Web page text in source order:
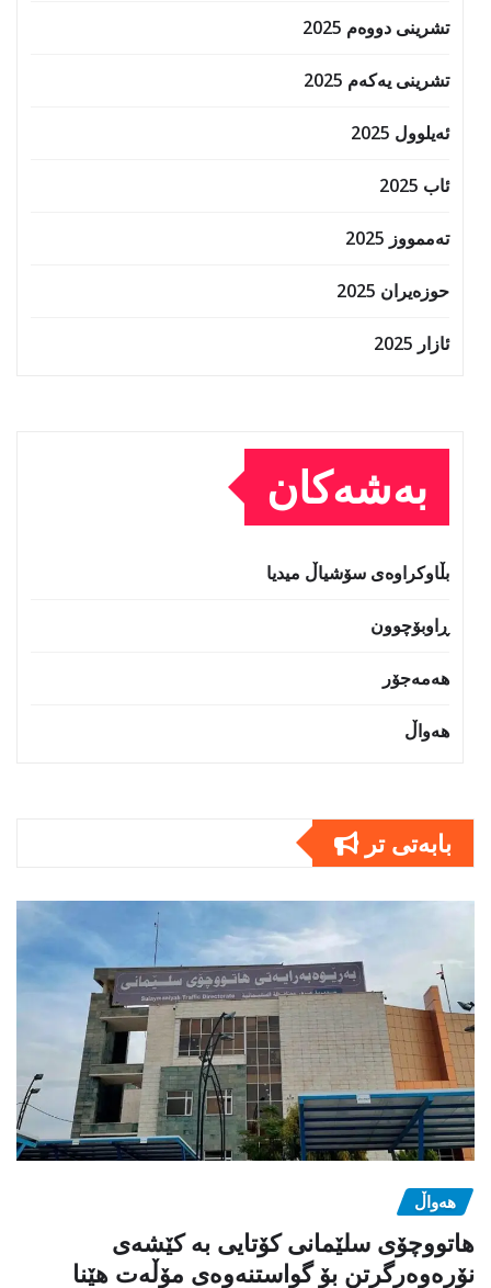
تشرینی دووەم 2025
تشرینی یەکەم 2025
ئەیلوول 2025
ئاب 2025
تەممووز 2025
حوزه‌یران 2025
ئازار 2025
بەشەکان
بڵاوکراوەی سۆشیاڵ میدیا
ڕاوبۆچوون
هەمەجۆر
هەواڵ
بابەتى تر
هەواڵ
هاتووچۆی سلێمانی کۆتایی بە کێشەی
نۆرەوەرگرتن بۆ گواستنەوەی مۆڵەت هێنا